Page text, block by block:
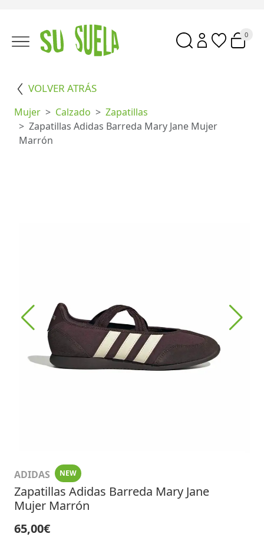
0
VOLVER ATRÁS
Mujer Calzado
Zapatillas
Zapatillas Adidas Barreda Mary Jane Mujer
Marrón
ADIDAS NEW
Zapatillas Adidas Barreda Mary Jane
Mujer Marrón
65,00€